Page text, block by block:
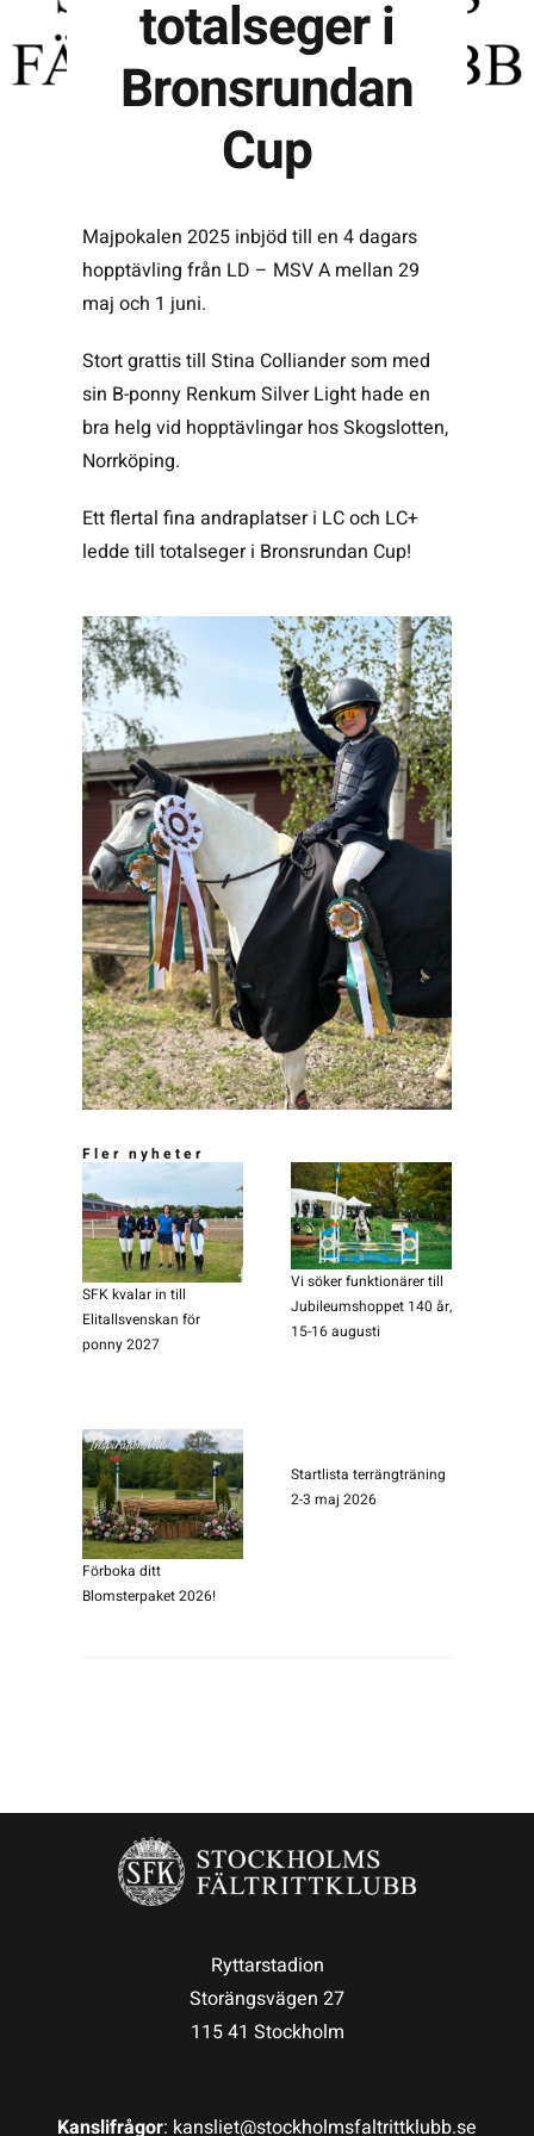
Kontakta SFK
Profilprodukter
reportage och
kuriosa
Arkiv
totalseger i
Bronsrundan
Cup
Majpokalen 2025 inbjöd till en 4 dagars
hopptävling från LD – MSV A mellan 29
maj och 1 juni.
Stort grattis till Stina Colliander som med
sin B-ponny Renkum Silver Light hade en
bra helg vid hopptävlingar hos Skogslotten,
Norrköping.
Ett flertal fina andraplatser i LC och LC+
ledde till totalseger i Bronsrundan Cup!
Fler nyheter
SFK kvalar in till
Elitallsvenskan för
ponny 2027
Vi söker funktionärer till
Jubileumshoppet 140 år,
15-16 augusti
Förboka ditt
Blomsterpaket 2026!
Startlista terrängträning
2-3 maj 2026
Ryttarstadion
Storängsvägen 27
115 41 Stockholm
Kanslifrågor: kansliet@stockholmsfaltrittklubb.se